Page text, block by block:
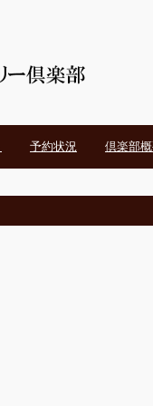
予約状況 倶楽部